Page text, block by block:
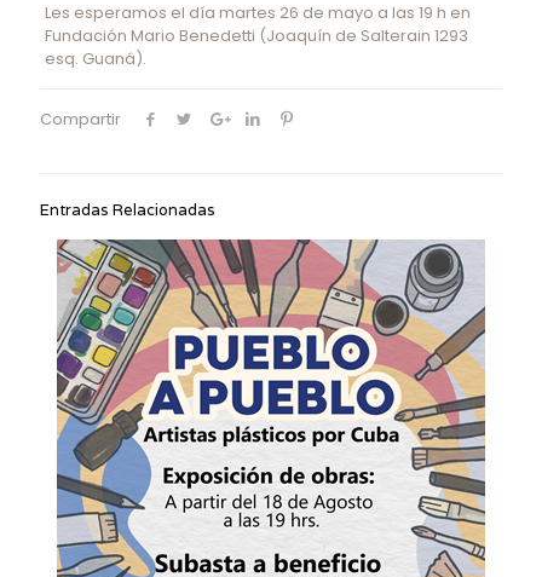
Les esperamos el día martes 26 de mayo a las 19 h en
Fundación Mario Benedetti (Joaquín de Salterain 1293
esq. Guaná).
Compartir
Entradas Relacionadas